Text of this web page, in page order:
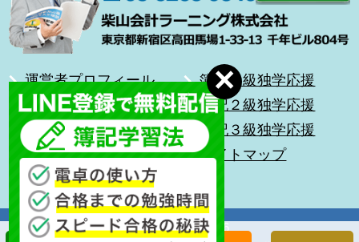
運営者プロフィール
合格体験記
無料メール講座
前を向いて歩こう
キッズ簿記
簿記１級独学応援
簿記２級独学応援
簿記３級独学応援
サイトマップ
Copyright (C) 2026